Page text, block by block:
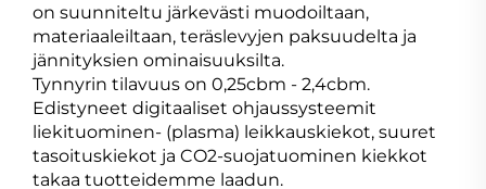
on suunniteltu järkevästi muodoiltaan,
materiaaleiltaan, teräslevyjen paksuudelta ja
jännityksien ominaisuuksilta.
Tynnyrin tilavuus on 0,25cbm - 2,4cbm.
Edistyneet digitaaliset ohjaussysteemit
liekituominen- (plasma) leikkauskiekot, suuret
tasoituskiekot ja CO2-suojatuominen kiekkot
takaa tuotteidemme laadun.